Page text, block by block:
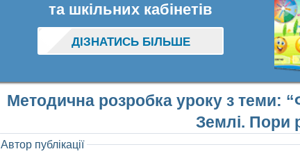
та шкільних кабінетів
ДІЗНАТИСЬ БІЛЬШЕ
Методична розробка уроку з теми:
Землі. Пори
Автор публікації